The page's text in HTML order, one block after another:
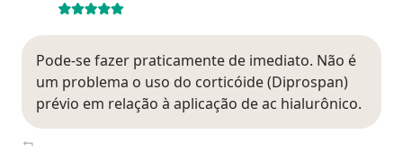
Pode-se fazer praticamente de imediato. Não é
um problema o uso do corticóide (Diprospan)
prévio em relação à aplicação de ac hialurônico.